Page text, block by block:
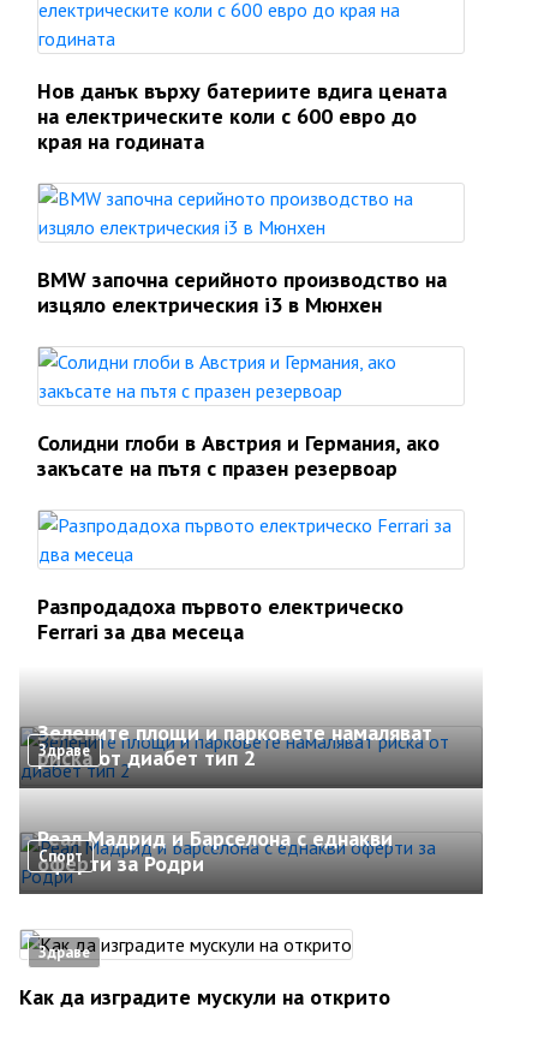
Нов данък върху батериите вдига цената
на електрическите коли с 600 евро до
края на годината
BMW започна серийното производство на
изцяло електрическия i3 в Мюнхен
Солидни глоби в Австрия и Германия, ако
закъсате на пътя с празен резервоар
Разпродадоха първото електрическо
Ferrari за два месеца
Здраве
Зелените площи и парковете намаляват
риска от диабет тип 2
Спорт
Реал Мадрид и Барселона с еднакви
оферти за Родри
Здраве
Как да изградите мускули на открито